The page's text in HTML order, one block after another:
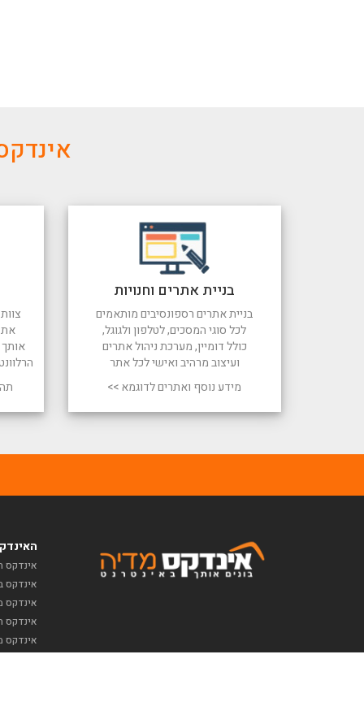
את
אותך
בניית אתרים וחנויות
בניית אתרים רספונסיבים מותאמים
לכל סוגי המסכים, לטלפון ולגוגל,
כולל דומיין, מערכת ניהול אתרים
ועיצוב מרהיב ואישי לכל אתר
מידע נוסף ואתרים לדוגמא >>
אינדקס
אינדקס
אינדקס
אינדקס
אינדקס